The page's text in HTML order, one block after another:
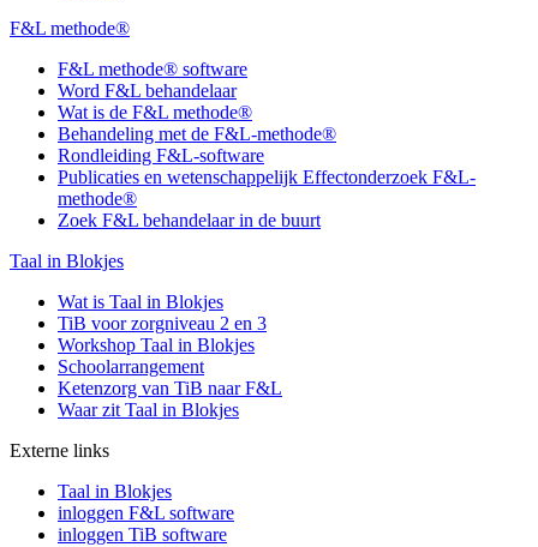
F&L methode®
F&L methode® software
Word F&L behandelaar
Wat is de F&L methode®
Behandeling met de F&L-methode®
Rondleiding F&L-software
Publicaties en wetenschappelijk Effectonderzoek F&L-
methode®
Zoek F&L behandelaar in de buurt
Taal in Blokjes
Wat is Taal in Blokjes
TiB voor zorgniveau 2 en 3
Workshop Taal in Blokjes
Schoolarrangement
Ketenzorg van TiB naar F&L
Waar zit Taal in Blokjes
Externe links
Taal in Blokjes
inloggen F&L software
inloggen TiB software